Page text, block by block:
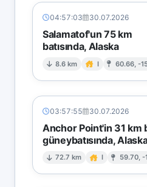
04:57:03 30.07.2026
Salamatof'un 75 km
batısında, Alaska
8.6 km I 60.66, -
03:57:55 30.07.2026
Anchor Point'in 31 km
güneybatısında,
72.7 km I 59.70, -